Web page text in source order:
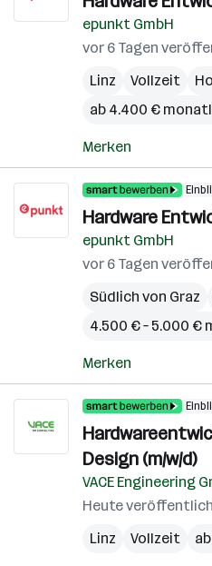
epunkt GmbH
vor 6 Tagen
Linz
Vollzeit
ab 4.400 €
Merken
Hardware
epunkt GmbH
vor 6 Tagen
Südlich von Graz
4.500 € – 5.000 €
Merken
Design (m/w/d)
VACE Engineering
Heute
Linz
Vollzeit